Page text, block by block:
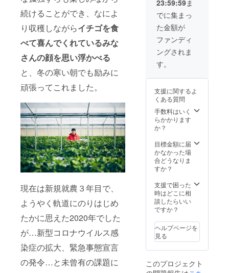
続けることができ、なによ
り収穫しながらイチゴを食
べて喜んでくれているみな
さんの顔を思い浮かべる
と、冬の寒い朝でも励みに
頑張ってこれました。
現在は新規就農３年目で、
ようやく軌道にのりはじめ
たかに思えた2020年でした
が…新型コロナウイルス感
染症の拡大、緊急事態宣言
の発令…と未曾有の課題に
もりく
ださ
い。
※「お礼
メー
ル」も
お送り
きます
コチラ
【ミラ
イバナ
公式サ
イト／
ちご狩
りサー
ビスに
つい
https://
strawb
erry-
delivery
じる
中国地
方まで
の出張
費を含
みます
※詳細は
コチラ
公式サ
出張い
ちご狩
りサー
ビスに
つい
https://
strawb
erry-
delivery
た。出
張イチ
ゴ狩り
専用の
棚で自
由にレ
イアウ
※「お礼
ル」も
お送り
させて
いただ
きます
九州地
域まで
の出張
費を含
※詳細は
コチラ
【ミラ
イバナ
イト／
出張い
ちご狩
りサー
つい
23:59:59ま
でに集まっ
た金額が
ファンディ
ングされま
す。
支援に関するよ
くある質問
手数料はいく
らかかります
か？
目標金額に届
かなかった場
合どうなりま
すか？
支援で困った
時はどこに相
談したらいい
ですか？
ヘルプページを
見る
このプロジェクト